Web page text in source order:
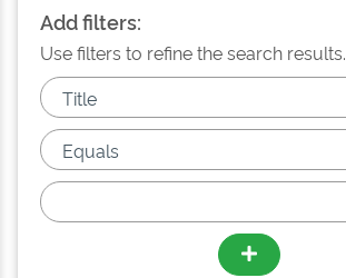
Add filters:
Use filters to refine the search results.